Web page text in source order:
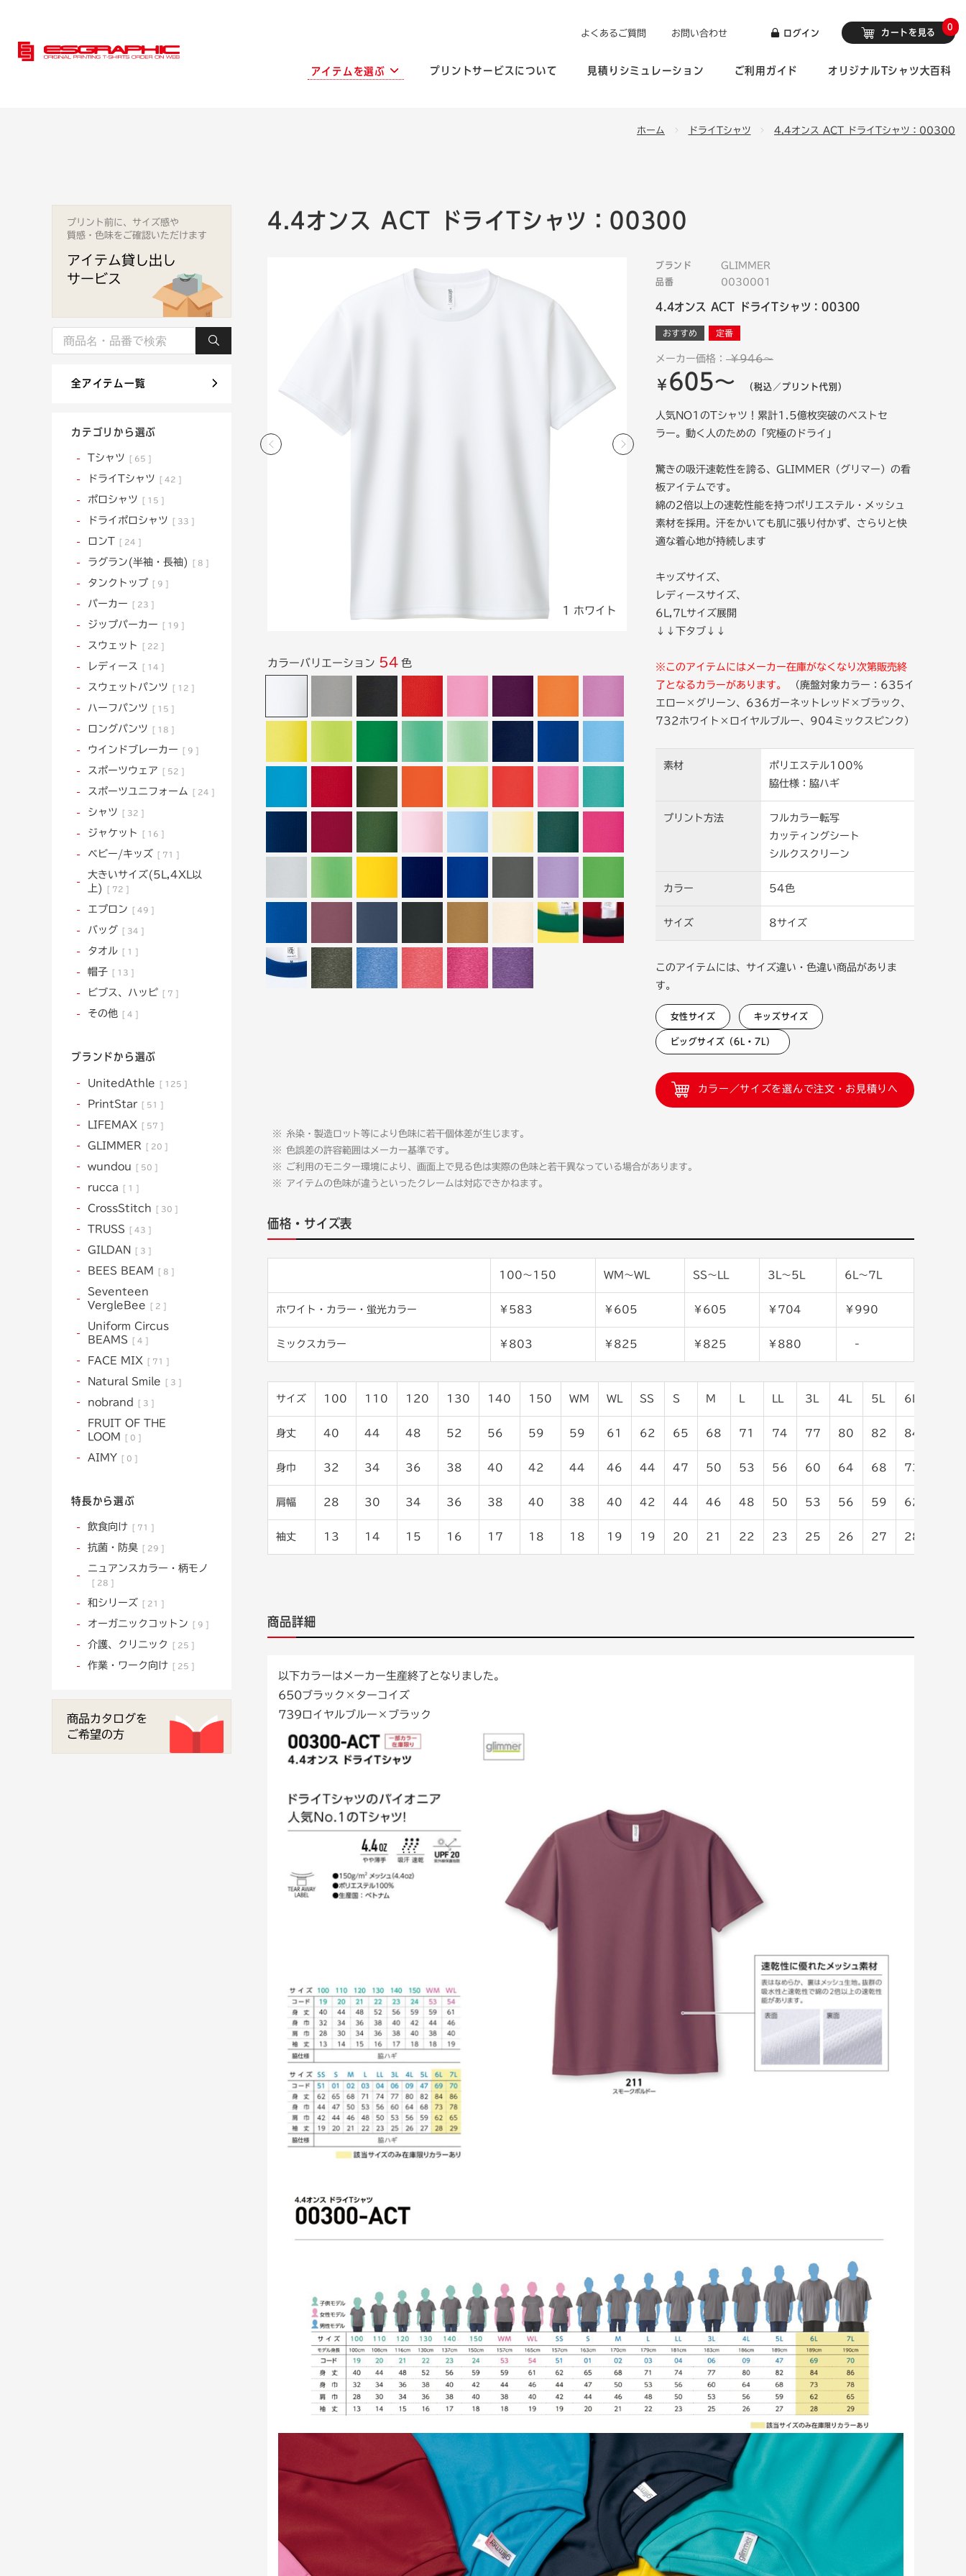
よくあるご質問 お問い合わせ ログイン カートを見る
0
アイテムを選ぶ プリントサービスについて 見積りシミュレーション ご利用ガイド オリジナルTシャツ大百科
ホーム ドライTシャツ 4.4オンス ACT ドライTシャツ：00300
4.4オンス ACT ドライTシャツ：00300
1 ホワイト
カラーバリエーション 54 色
ブランド
GLIMMER
品番
0030001
4.4オンス ACT ドライTシャツ：00300
おすすめ 定番
メーカー価格： ￥946～
￥ 605～ （税込／プリント代別）
人気NO1のTシャツ！累計1.5億枚突破のベストセ
ラー。動く人のための「究極のドライ」
驚きの吸汗速乾性を誇る、GLIMMER（グリマー）の看
板アイテムです。
綿の2倍以上の速乾性能を持つポリエステル・メッシュ
素材を採用。汗をかいても肌に張り付かず、さらりと快
適な着心地が持続します
キッズサイズ、
レディースサイズ、
6L,7Lサイズ展開
↓↓下タブ↓↓
※このアイテムにはメーカー在庫がなくなり次第販売終
了となるカラーがあります。
（廃盤対象カラー：635イ
エロー×グリーン、636ガーネットレッド×ブラック、
732ホワイト×ロイヤルブルー、904ミックスピンク）
素材
ポリエステル100％
脇仕様：脇ハギ
プリント方法
フルカラー転写
カッティングシート
シルクスクリーン
カラー 54色
サイズ 8サイズ
このアイテムには、サイズ違い・色違い商品がありま
す。
女性サイズ キッズサイズ
ビッグサイズ（6L・7L）
カラー／サイズを選んで注文・お見積りへ
糸染・製造ロット等により色味に若干個体差が生じます。
色誤差の許容範囲はメーカー基準です。
ご利用のモニター環境により、画面上で見る色は実際の色味と若干異なっている場合があります。
アイテムの色味が違うといったクレームは対応できかねます。
価格・サイズ表
100〜150 WM〜WL SS〜LL 3L〜5L 6L〜7L
ホワイト・カラー・蛍光カラー ￥583 ￥605 ￥605 ￥704 ￥990
ミックスカラー ￥803 ￥825 ￥825 ￥880 -
サイズ 100 110 120 130 140 150 WM WL SS S M 3L 4L 5L 6L
身丈 40 44 48 52 56 59 59 61 62 65 68 71 74 77 80 82 84
身巾 32 34 36 38 40 42 44 46 44 47 50 53 56 60 64 68 73
肩幅 28 30 34 36 38 40 38 40 42 44 46 48 50 53 56 59 62
袖丈 13 14 15 16 17 18 18 19 19 20 21 22 23 25 26 27 28
商品詳細
以下カラーはメーカー生産終了となりました。
650ブラック×ターコイズ
739ロイヤルブルー×ブラック
プリント前に、サイズ感や
質感・色味をご確認いただけます
アイテム貸し出し
サービス
全アイテム一覧
カテゴリから選ぶ
Tシャツ 65
ドライTシャツ 42
ポロシャツ 15
ドライポロシャツ 33
ロンT 24
ラグラン(半袖・長袖) 8
タンクトップ 9
パーカー 23
ジップパーカー 19
スウェット 22
レディース 14
スウェットパンツ 12
ハーフパンツ 15
ロングパンツ 18
ウインドブレーカー 9
スポーツウェア 52
スポーツユニフォーム 24
シャツ 32
ジャケット 16
ベビー/キッズ 71
大きいサイズ(5L,4XL以
上)
72
エプロン 49
バッグ 34
タオル 1
帽子 13
ビブス、ハッピ 7
その他 4
ブランドから選ぶ
UnitedAthle 125
PrintStar 51
LIFEMAX 57
GLIMMER 20
wundou 50
rucca 1
CrossStitch 30
TRUSS 43
GILDAN 3
BEES BEAM 8
Seventeen
VergleBee
2
Uniform Circus
BEAMS
4
FACE MIX 71
Natural Smile 3
nobrand 3
FRUIT OF THE
LOOM
0
AIMY 0
特長から選ぶ
飲食向け 71
抗菌・防臭 29
ニュアンスカラー・柄モノ
28
和シリーズ 21
オーガニックコットン 9
介護、クリニック 25
作業・ワーク向け 25
商品カタログを
ご希望の方